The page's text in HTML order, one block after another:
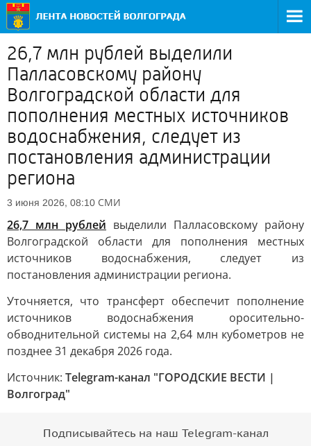
26,7 млн рублей выделили
Палласовскому району
Волгоградской области для
пополнения местных источников
водоснабжения, следует из
постановления администрации
региона
3 июня 2026, 08:10 СМИ
26,7 млн рублей выделили Палласовскому району
Волгоградской области для пополнения местных
источников водоснабжения, следует из
постановления администрации региона.
Уточняется, что трансферт обеспечит пополнение
источников водоснабжения оросительно-
обводнительной системы на 2,64 млн кубометров не
позднее 31 декабря 2026 года.
Источник: Telegram-канал "ГОРОДСКИЕ ВЕСТИ |
Волгоград"
Подписывайтесь на наш Telegram-канал